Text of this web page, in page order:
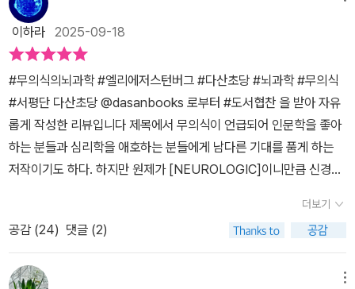
고 기억을 재편하며, 심지어 ‘자아’라는 이야기를 써 내려가는지 보여
준다. 당신이 ‘나’라고 믿는 자아는 뇌가 만들어낸 가장 정교한 착각이
다. 그렇다면 ‘나’를 설계하는 일에서 무의식의 역할은 무엇일까? 인
간을 이해하는 새로운 방식, 무의식의 지도 무의식은 우리의 기억 속
빈틈을 메우고, 자아를 보호하며, 연속된 ‘나’라는 이야기를 만들어낸
다. 때로는 사건을 조작하거나, 없는 경험을 날조하기도 하지만 여기
에 누군가를 속이려는 의도는 전혀 없다. 이는 자신을 지키려는 무의
식적 본능일 뿐이다. 뇌 손상 때문이든 혼란스러운 경험 때문이든 우
구멍을 메운다. 가장 설득력 있게 들어맞는 기억과 생각의 조각을 자
신만의 창고에서 가져와 개인의 신념과 관점, 희망, 두려움의 패턴에
알맞게 이야기를 구성하는 것이다. 기억에 생긴 구멍이 크고 경험이
혼란스러울수록 뇌의 이야기는 허무맹랑해지지만, 그마저도 ‘나’를
이하라 2025-09-18
#무의식의뇌과학 #엘리에저스턴버그 #다산초당 #뇌과학 #무의식
#서평단 다산초당 @dasanbooks 로부터 #도서협찬 을 받아 자유
롭게 작성한 리뷰입니다 제목에서 무의식이 언급되어 인문학을 좋아
하는 분들과 심리학을 애호하는 분들에게 남다른 기대를 품게 하는
저작이기도 하다. 하지만 원제가 [NEUROLOGIC]이니만큼 신경과
헤이븐 병원의 신경의학자이자 신경과학자라고 하며 ‘뇌 연구를 통해
의식과 무의식을 넘나드는 인간의 인지과정을 연구’하고 있다고 한
다. 신경과학과 철학을 동시에 전공한 사람으로 저술 전반에서 전문
분야라고 해서 건조하거나 무거운 필치만으로 서술하고 있지는 않다.
더보기
공감 (24) 댓글 (2)